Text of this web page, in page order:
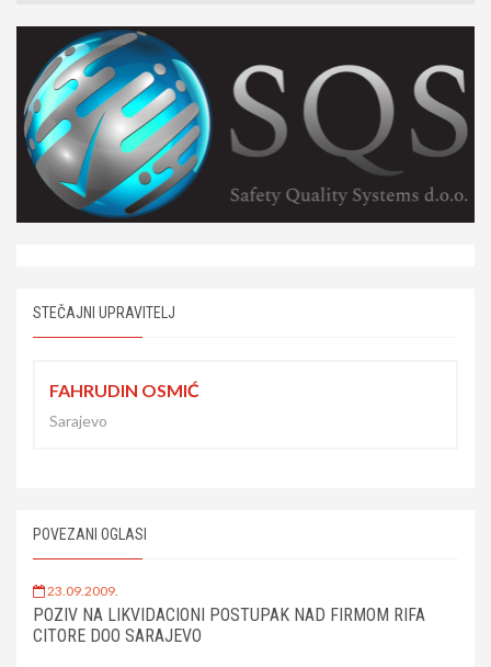
STEČAJNI UPRAVITELJ
FAHRUDIN OSMIĆ
Sarajevo
POVEZANI OGLASI
23.09.2009.
POZIV NA LIKVIDACIONI POSTUPAK NAD FIRMOM RIFA
CITORE DOO SARAJEVO